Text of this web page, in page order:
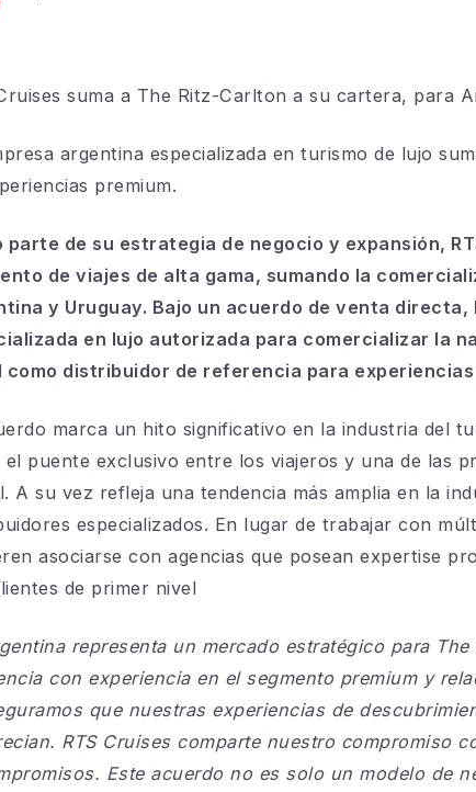
suma a The Ritz-Carlton a su cartera, para
argentina especializada en turismo de lujo
premium.
parte de su estrategia de negocio y expansión,
de viajes de alta gama, sumando la
y Uruguay. Bajo un acuerdo de venta
en lujo autorizada para comercializar la
como distribuidor de referencia para
marca un hito significativo en la industria del
el puente exclusivo entre los viajeros y una de las
A su vez refleja una tendencia más amplia en la
especializados. En lugar de trabajar con
asociarse con agencias que posean expertise
de primer nivel
representa un mercado estratégico para
con experiencia en el segmento premium y
que nuestras experiencias de
RTS Cruises comparte nuestro compromiso
Este acuerdo no es solo un modelo de